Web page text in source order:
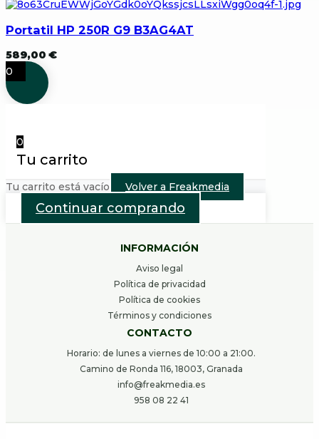
Portatil HP 250R G9 B3AG4AT
589,00€
0
0
Tu carrito
Tu carrito está vacío Volver a Freakmedia
Continuar comprando
INFORMACIÓN
Aviso legal
Política de privacidad
Política de cookies
Términos y condiciones
CONTACTO
Horario: de lunes a viernes de 10:00 a 21:00.
Camino de Ronda 116, 18003, Granada
info@freakmedia.es
958 08 22 41